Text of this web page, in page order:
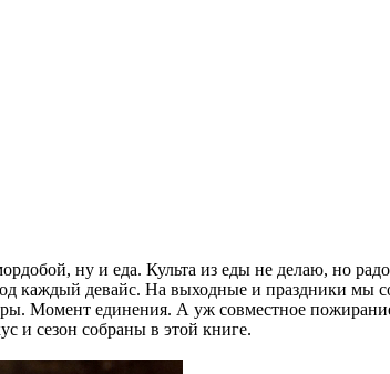
ну и еда. Культа из еды не делаю, но
каждый девайс. На выходные и праздники мы
Момент единения. А уж совместное
и сезон собраны в этой книге.